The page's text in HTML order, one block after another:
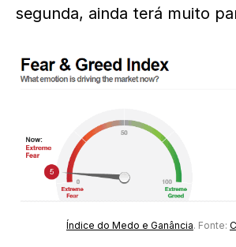
segunda, ainda terá muito
Índice do Medo e Ganância. Fonte: